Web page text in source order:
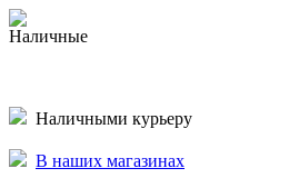
Наличные
Наличными курьеру
В наших магазинах